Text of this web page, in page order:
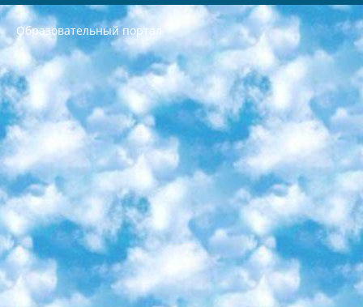
Образовательный портал
РЕСПУБЛИКА УЗБЕКИСТАН МИНИСТРЕРСТВО ДОШКОЛЬНОГО И ШКОЛЬНОГО ОБРАЗОВАНИЯ КОМАНДА в общеобразовательных учреждениях в 2023-2024 учебном году организация и проведение итоговой государственной аттестации обучающихся о Министра дошкольного и школьного образования Республики Узбекистан от 4 марта 2008 года (постановлением Минюста от 20 марта 2008 года № 1778 государственной регистрации) «Итоговое состояние учащихся общего среднего образования на основании положения об утверждении положения об аттестации общего среднего образования выпускной экзамен студентов в образовательных учреждениях в 2023-2024 учебном году В целях организации и прохождения аттестации приказываю: 1. Следующее: перечень предметов, по которым будет проводиться итоговая государственная аттестация и экзамен формы перевода согласно приложению 1; сертификаты международного образца, оценивающие уровень владения иностранными языками перечень согласно приложению 2; 2. Педагогический при специализированных образовательных учреждениях. научно-практический центр квалификации и международной оценки (Д.Давидова) 2024 г. До 25 марта: задания по предметам, по которым будет проводиться итоговая аттестация разработка и утверждение технических условий; итоговая аттестация на основании разработанного предметного задания разработка вопросов по предметам (устно и письменно), экзамен передача; общеобразовательные средние школы и специальные учебные заведения учащиеся выпускных классов школ и интернатов в агентской системе подготовка базы данных экзаменационных материалов и критериев оценки; перевод базы экзаменационных материалов на все языки обучения подать в Республиканский образовательный центр для изготовления; варианты экзаменов на основе разработанных контрольных материалов пусть будут поставлены задачи формирования. 3. Республиканский образовательный центр (Ш.Худайкулов) до 5 апреля 2024 года. до: база данных предоставленных экзаменационных материалов на все языки обучения перевод и экспертиза; для слепых, слабовидящих, глухих, слабослышащих и умственно отсталых детей учащиеся выпускных классов специализированных школ и школ-интернатов база данных экзаменационных материалов на всех преподаваемых языках подготовка критериев оценки; специализированные школы для умственно отсталых детей и технологии для учащихся выпускных классов школ-интернатов разработка соответствующих рекомендаций и критериев проведения ЕГЭ по естествознанию давать задания. 4. Педагогический при специализированных образовательных учреждениях. Научно-практический центр навыков и международной оценки (Д.Давидова), Республика образовательный центр (Худайкулов Ш.) итоговый государственный аттестационный экзамен ориентирован на творческое и логическое мышление при подготовке базы материалов учитывать введение заданий. 5. Следует отметить, что: сертификат государственного образца о знании общеобразовательного предмета и как минимум национальный уровень B1 по предметам на иностранных языках, указанным в Приложении 2. или международно признанный сертификат эквивалентного уровня студенты, изучающие определенный предмет, освобождаются от экзамена; по соответствующим предметам запланирована итоговая государственная аттестация за день до дня, путем жеребьевки Рабочей группой (в письменной форме по предметам, проводимым в форме) из числа сформированных вариантов выбрано 2 варианта; 2 выбранных варианта экзамена анонсированы на официальном сайте министерства и все выпускники по всей стране на основе этих вариантов проводит итоговую государственную аттестацию. 6. Государственное образование учащихся средних общеобразовательных учреждений. знания в соответствии с квалификационными требованиями, которые необходимо приобрести на основании стандартов итоговый (выпускной) контроль для 9 и 11 классов в целях тестирования Экзамены (далее – экзамены) состоят из предметов, перечисленных в приложении 1. будет сделано. 7. Экзамены пройдут с 26 мая по 15 июня 2024 г. (кроме науки физического воспитания). 8. Физическая для учащихся 9 классов общесредних образовательных учреждений. Экзамены по предмету «Образование, квалификация медицина» 1-6 мая 2024 года. сотрудники перевести под присмотр (с отклонениями в физическом или умственном развитии) специализированная школа для детей, школы-интернаты и со сколиозом школы-интернаты санаторного типа для больных детей исключены). 9. Он был слепым, слабовидящим и имел нарушения опорно-двигательного аппарата. экзамены в специализированных школах и интернатах для детей должны проводиться исходя из требований, предъявляемых к общеобразовательным учреждениям (физкультура кроме науки). 10. Специализированная школа для глухих и слабослышащих детей. и экзамены в интернатах и быть реализован в виде письменного теста по математике. 11. Специальность для умственно отсталых детей. Для 9 класса Родной язык и литературное письмо Государственный язык (язык обучения – узбекский). для неклассов) написано Математическое письмо Письменная/устная история Узбекистана Физическое воспитание практично Итоговый контроль Для 11 класса Написание родного языка и литературы (эссе) Математическое письмо Узбекский язык (обучение на узбекском языке) не посещающее общее среднее образование для учреждений)/Образовательное учреждение выбор письменный и устный Иностранный язык письменный/устный Письменная/устная история Узбекистана *По выбору студента:  Химия  Физика  Основы государственного права  География 10 бесплатных образовательных ресурсов - Мы составили подборку онлайн-проектов с интерактивными упражнениями, видеолекциями и статьями. Они помогут вам обрести новые и освежить старые знания бесплатно. 1. «ИНТУИТ» Старейшая образовательная площадка Рунета. Здесь вы найдёте сотни текстовых и видеокурсов на десятки различных тем — от программирования до психологии. Многие курсы подготовлены российскими университетами и крупными международными компаниями вроде Intel и Microsoft. Самостоятельное обучение бесплатное, но желающие могут оплатить услуги персональных наставников. 2. «Смартия» знакомит с актуальными профессиями и подсказывает, как им обучаться. Выбрав заинтересовавшую вас специальность — SMM-специалист, фотограф, веб-дизайнер или другую, — увидите список необходимых для неё умений. Чтобы вы могли освоить их самостоятельно, для каждого умения площадка отображает подборку ссылок на учебные материалы. Хотя «Смартия» ориентируется на русскоязычную аудиторию, часть контента всё же доступна только на английском. 3. «Лекторий Физтеха» Проект Московского физико-технического института (Физтеха). С его помощью вы можете смотреть онлайн серии лекций, записанные на видео в этом вузе. В числе доступных предметов — физика, биология, химия, информационные технологии и другие. К некоторым лекциям администрация ресурса прилагает готовые конспекты, которые можно скачивать в PDF-формате. 4. ITMOcourses Онлайн-площадка Санкт-Петербургского национального исследовательского университета информационных технологий, механики и оптики (ИТМО). Ресурс предоставляет свободный доступ к курсам, разработанным в этом вузе. Каталог материалов разбит на четыре категории: «Оптические системы и технологии», «Приборостроение и робототехника», «Информационные технологии» и «Биотехнологии». Курсы состоят из видеолекций, интерактивных демонстраций и заданий. 5. «КиберЛенинка» Электронная научная библиотека открытого доступа. Каталог площадки регулярно обрастает текстами статей из различных научных изданий. Сгруппированные по журналам и рубрикам публикации можно читать онлайн или скачивать целиком в PDF-формате. Проект нацелен на популяризацию науки за счёт открытого доступа к качественной информации. 6. «ПостНаука» На этом ресурсе публикуют подборки видеолекций, составленные экспертами из разных отраслей и объединённые общими темами. Среди них, к примеру, есть серии «Биоинформатика и геномика», «Культура средневековой Скандинавии» и Cinema Studies о теории кино. Каждая подборка лекций — логически связанная история, рассказанная экспертом от первого лица. Кроме того, на сайте появляются научно-образовательные статьи и тесты на разные темы. 7. «Newочём» Команда проекта «Newочём» отбирает самые интересные тексты из англоязычных СМИ и переводит те из них, за которые голосуют участники сообщества «ВКонтакте». По большей части это научно-популярные статьи. Редакторы придумывают лишь заголовки, в остальном содержание переводов соответствует оригиналам. Полные тексты можно читать прямо в социальной сети. 8. InternetUrok Онлайн-база материалов по основным дисциплинам школьной программы. Информация на сайте структурирована по классам, предметам и темам (урокам). Каждый урок состоит из видеолекций и конспектов. Есть также интерактивные тренажёры и тесты для закрепления пройденного материала. Даже если вы давно окончили школу, возможность повторить программу старших классов всегда может пригодиться. 9. Edutainme Ещё один ресурс об образовании. В отличие от Newtonew, как мне кажется, Edutainme больше ориентируется на представителей индустрии: педагогов, предпринимателей, разработчиков образовательных проектов. Но и любой, кто просто стремится к саморазвитию, найдёт на сайте много полезного и интересного для себя. Например, информацию о новых курсах и образовательных сервисах. 10. Newtonew Онлайн-медиа об образовании и обучении в широком смысле. Авторы Newtonew пишут об инструментах, заведениях, тактиках и стратегиях, которые помогают учить других и получать новые знания самостоятельно. На этой площадке вы найдёте новости, обзоры, аналитические мат